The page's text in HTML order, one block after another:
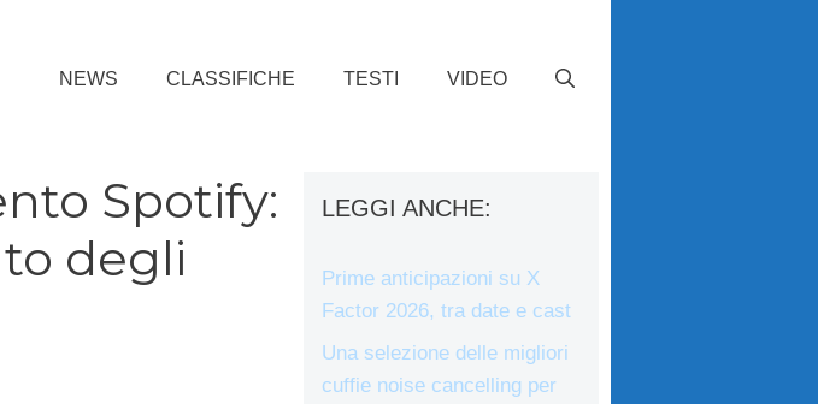
NEWS CLASSIFICHE TESTI VIDEO
Spotify:
degli
LEGGI ANCHE:
Prime anticipazioni su X
Factor 2026, tra date e cast
Una selezione delle migliori
cuffie noise cancelling per